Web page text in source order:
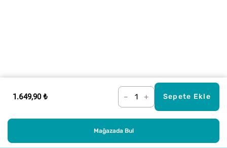
1.649,90 ₺ – + Sepete Ekle
Mağazada Bul